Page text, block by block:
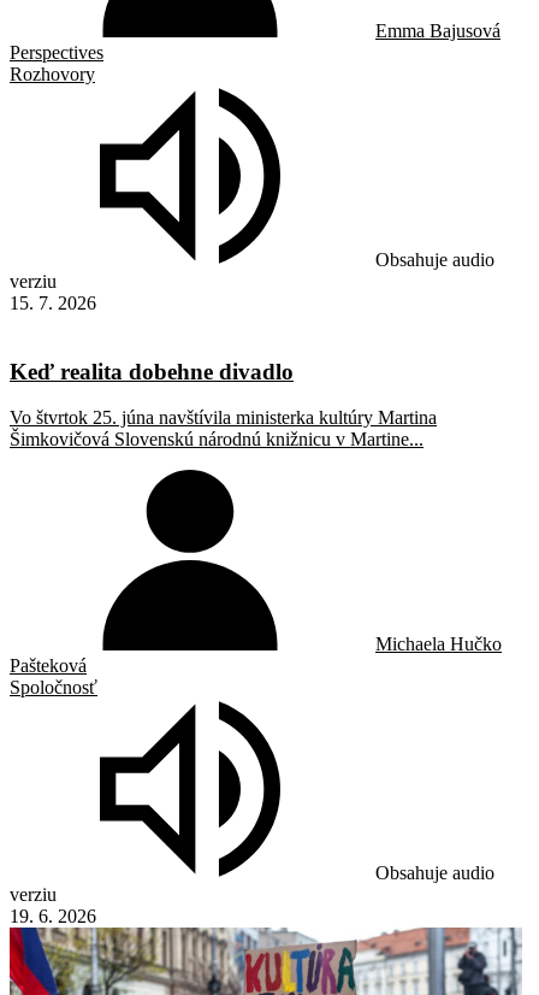
Emma Bajusová
Perspectives
Rozhovory
Obsahuje audio
verziu
15. 7. 2026
Keď realita dobehne divadlo
Vo štvrtok 25. júna navštívila ministerka kultúry Martina
Šimkovičová Slovenskú národnú knižnicu v Martine...
Michaela Hučko
Pašteková
Spoločnosť
Obsahuje audio
verziu
19. 6. 2026